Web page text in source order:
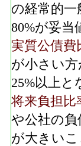
の経常的一
80%が妥
実質公債費
が小さい
25%以上
将来負担比
や公社の
が大きい